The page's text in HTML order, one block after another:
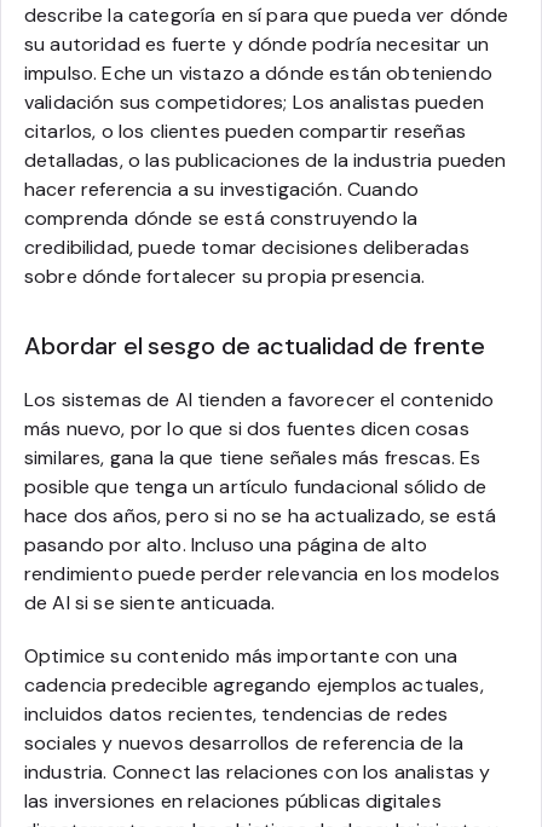
describe la categoría en sí para que pueda ver dónde
su autoridad es fuerte y dónde podría necesitar un
impulso. Eche un vistazo a dónde están obteniendo
validación sus competidores; Los analistas pueden
citarlos, o los clientes pueden compartir reseñas
detalladas, o las publicaciones de la industria pueden
hacer referencia a su investigación. Cuando
comprenda dónde se está construyendo la
credibilidad, puede tomar decisiones deliberadas
sobre dónde fortalecer su propia presencia.
Abordar el sesgo de actualidad de frente
Los sistemas de AI tienden a favorecer el contenido
más nuevo, por lo que si dos fuentes dicen cosas
similares, gana la que tiene señales más frescas. Es
posible que tenga un artículo fundacional sólido de
hace dos años, pero si no se ha actualizado, se está
pasando por alto. Incluso una página de alto
rendimiento puede perder relevancia en los modelos
de AI si se siente anticuada.
Optimice su contenido más importante con una
cadencia predecible agregando ejemplos actuales,
incluidos datos recientes, tendencias de redes
sociales y nuevos desarrollos de referencia de la
industria. Connect las relaciones con los analistas y
las inversiones en relaciones públicas digitales